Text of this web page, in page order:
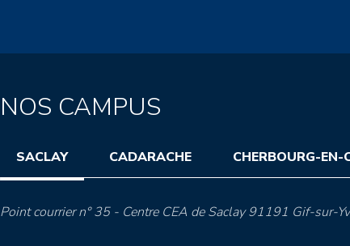
NOS CAMPUS
SACLAY CADARACHE CHERBOURG-EN-
Point courrier n° 35 - Centre CEA de Saclay 91191 Gif-sur-